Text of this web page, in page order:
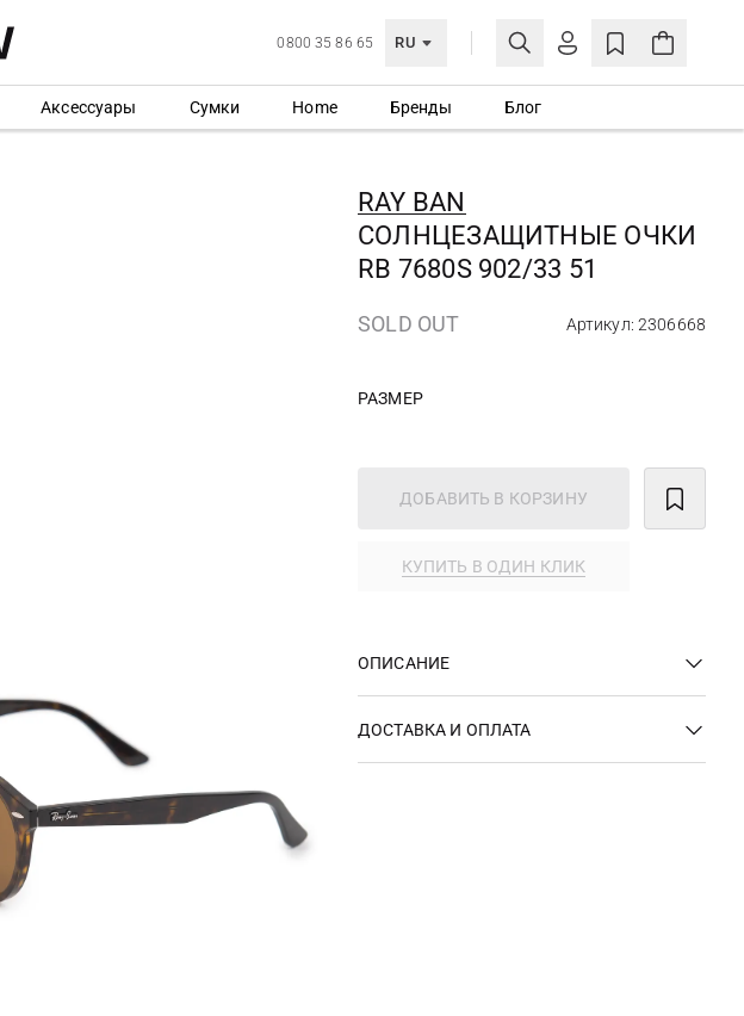
0800 35 86 65 RU
ЛИЧНЫЙ КАБИНЕТ
Еще не зарегистрированы?
СОЗДАТЬ УЧЕТНУЮ ЗАПИСЬ
Аксессуары Сумки Home Бренды Блог
RAY BAN
СОЛНЦЕЗАЩИТНЫЕ ОЧКИ
RB 7680S 902/33 51
SOLD OUT Артикул: 2306668
РАЗМЕР
ДОБАВИТЬ В КОРЗИНУ
КУПИТЬ В ОДИН КЛИК
ОПИСАНИЕ
ДОСТАВКА И ОПЛАТА